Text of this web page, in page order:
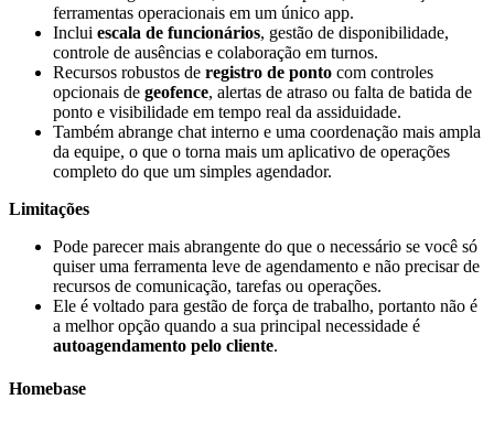
ferramentas operacionais em um único app.
Inclui escala de funcionários, gestão de disponibilidade,
controle de ausências e colaboração em turnos.
Recursos robustos de registro de ponto com controles
opcionais de geofence, alertas de atraso ou falta de batida de
ponto e visibilidade em tempo real da assiduidade.
Também abrange chat interno e uma coordenação mais ampla
da equipe, o que o torna mais um aplicativo de operações
completo do que um simples agendador.
Limitações
Pode parecer mais abrangente do que o necessário se você só
quiser uma ferramenta leve de agendamento e não precisar de
recursos de comunicação, tarefas ou operações.
Ele é voltado para gestão de força de trabalho, portanto não é
a melhor opção quando a sua principal necessidade é
autoagendamento pelo cliente.
Homebase